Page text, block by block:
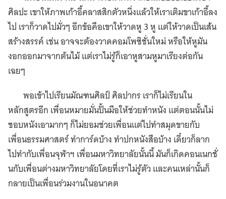
ศิลปะ เขาให้ภาพเก้าอี้คลาสสิกตัวหนึ่งแล้วให้เราเติมขาเก้าอี้ลง
ไป เราก็วาดไปมั่วๆ อีกข้อคือเขาให้วาดหู 3 หู แต่ให้วาดเป็นเส้น
สร้างสรรค์ เช่น อาจจะต้องวาดคอมโพซิชั่นใหม่ หรือให้หูมัน
งอกออกมาจากต้นไม้ แต่เราไม่รู้ก็เอาหูสามหูมาเรียงต่อกัน
เฉยๆ
พอเข้าไปเรียนมัณฑนศิลป์ ศิลปากร เราก็ไม่เรียนใน
หลักสูตรอีก เพื่อนหมายมั่นปั้นมือให้ช่วยทำหนัง แต่ตอนนั้นไม่
ชอบหนังเอามากๆ ก็ไม่ยอมช่วยเพื่อนแต่ไปทำสมุดขายกับ
เพื่อนธรรมศาสตร์ ทำการ์ดบ้าง ทำปกหนังสือบ้าง เดี๋ยวก็ลาก
ไปทำกับเพื่อนจุฬาฯ เพื่อนมหาวิทยาลัยนั้นนี้ มันก็เกิดคอนเนกชั่
นกับเพื่อนต่างมหาวิทยาลัยโดยที่เราไม่รู้ตัว และคนเหล่านั้นก็
กลายเป็นเพื่อนร่วมงานในอนาคต